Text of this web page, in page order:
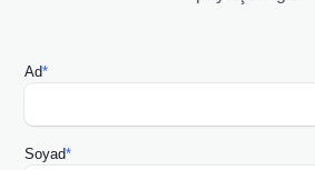
Ad*
Soyad*